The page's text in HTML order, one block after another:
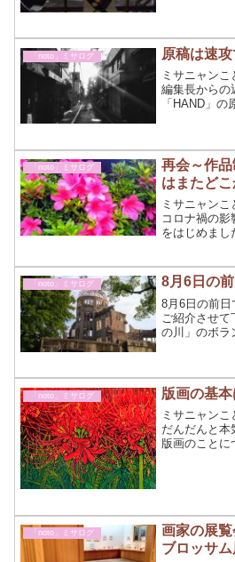
を取ってか
う。
「noto」ミサログ 原稿は速攻
ミサニャンこ
編集長からの
「HAND」
25日までで
に、恋愛とア
が本当の勝負
「noto」ミサログ
再会～作
はまたどこ
ミサニャンこ
コロナ禍の影
をはじめまし
みで、LINE
すが今では
ブログは7月7
超初心者です
「noto」ミサログ 8月6日の前
8月6日の前
ご紹介させ
の川」のボラ
いままで当
ていない世代
愛の川」です
「noto」ミサログ 版画の基
ミサニャンこ
だんだんと本
版画のことに
「noto」ミサログ
画家の展
ブロッサ